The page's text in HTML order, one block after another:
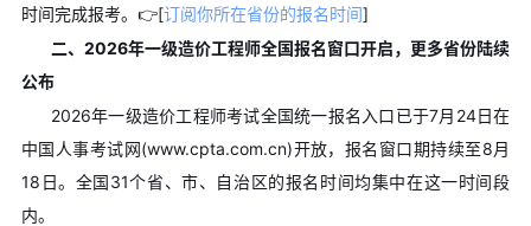
时间完成报考。👉[订阅你所在省份的报名时间]
二、2026年一级造价工程师全国报名窗口开启，更多省份陆续
公布
2026年一级造价工程师考试全国统一报名入口已于7月24日在
中国人事考试网(www.cpta.com.cn)开放，报名窗口期持续至8月
18日。全国31个省、市、自治区的报名时间均集中在这一时间段
内。